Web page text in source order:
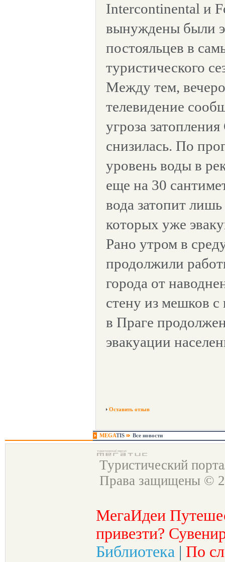
Intercontinental и
вынуждены были
постояльцев в
туристического
Между тем,
телевидение
угроза
снизилась. По
уровень воды в
еще на 30
вода затопит лишь
которых уже
Рано утром в
продолжили
города от
стену из мешков
в Праге
эвакуации
Оставить отзыв
MEGATIS Все новости
Туристический
Права защищены ©
МегаИдеи
привезти?
Библиотека | По